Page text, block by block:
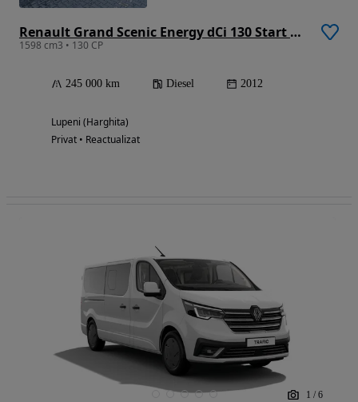
Renault Grand Scenic Energy dCi 130 Start & Stop Bose Edition
1598 cm3 • 130 CP
245 000 km Diesel 2012
Lupeni (Harghita)
Privat • Reactualizat
1 / 6